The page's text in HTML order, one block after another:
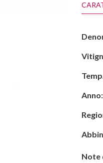
Anno:
Note